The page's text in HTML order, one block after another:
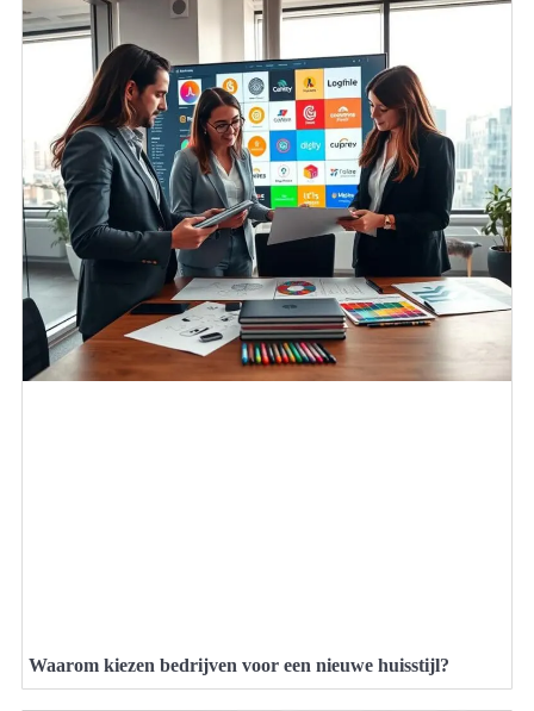
Waarom kiezen bedrijven voor een nieuwe huisstijl?